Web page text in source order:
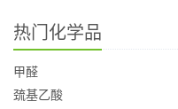
热门化学品
甲醛
巯基乙酸